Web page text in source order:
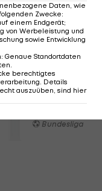
Kühbauer-
LASK: "Mag
Bundesliga
Daten, wie
Zwecke:
einem Endgerät;
von Werbeleistung und
sowie Entwicklung
: Genaue Standortdaten
berechtigtes
Details
auszuüben, sind hier